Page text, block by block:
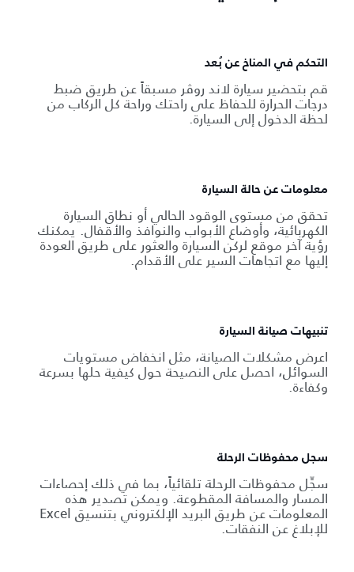
التحكم في المناخ عن بُعد
قم بتحضير سيارة لاند روڤر مسبقاً عن طريق ضبط
درجات الحرارة للحفاظ على راحتك وراحة كل الركاب من
لحظة الدخول إلى السيارة.
معلومات عن حالة السيارة
تحقق من مستوى الوقود الحالي أو نطاق السيارة
الكهربائية، وأوضاع الأبواب والنوافذ والأقفال. يمكنك
رؤية آخر موقع لركن السيارة والعثور على طريق العودة
إليها مع اتجاهات السير على الأقدام.
تنبيهات صيانة السيارة
اعرض مشكلات الصيانة، مثل انخفاض مستويات
السوائل، احصل على النصيحة حول كيفية حلها بسرعة
وكفاءة.
سجل محفوظات الرحلة
سجِّل محفوظات الرحلة تلقائياً، بما في ذلك إحصاءات
المسار والمسافة المقطوعة. ويمكن تصدير هذه
المعلومات عن طريق البريد الإلكتروني بتنسيق Excel
للإبلاغ عن النفقات.